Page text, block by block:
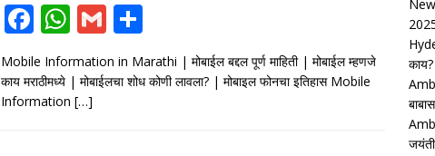
F
ac
e
b
W
at
s
G
m
ai ar
Mobile Information in Marathi | मोबाईल बद्दल पूर्ण माहिती | मोबाईल म्हणजे
काय मराठीमध्ये | मोबाईलचा शोध कोणी लावला? | मोबाइल फोनचा इतिहास Mobile
Information […]
काय?